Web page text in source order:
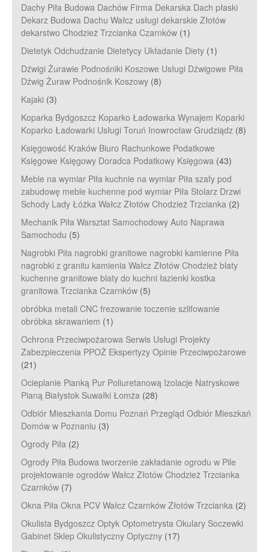
Dachy Piła Budowa Dachów Firma Dekarska Dach płaski
Dekarz Budowa Dachu Wałcz usługi dekarskie Złotów
dekarstwo Chodzież Trzcianka Czarnków (1)
Dietetyk Odchudzanie Dietetycy Układanie Diety (1)
Dźwigi Żurawie Podnośniki Koszowe Usługi Dźwigowe Piła
Dźwig Żuraw Podnośnik Koszowy (8)
Kajaki (3)
Koparka Bydgoszcz Koparko Ładowarka Wynajem Koparki
Koparko Ładowarki Usługi Toruń Inowrocław Grudziądz (8)
Księgowość Kraków Biuro Rachunkowe Podatkowe
Księgowe Księgowy Doradca Podatkowy Księgowa (43)
Meble na wymiar Piła kuchnie na wymiar Piła szafy pod
zabudowę meble kuchenne pod wymiar Piła Stolarz Drzwi
Schody Lady Łóżka Wałcz Złotów Chodzież Trzcianka (2)
Mechanik Piła Warsztat Samochodowy Auto Naprawa
Samochodu (5)
Nagrobki Piła nagrobki granitowe nagrobki kamienne Piła
nagrobki z granitu kamienia Wałcz Złotów Chodzież blaty
kuchenne granitowe blaty do kuchni łazienki kostka
granitowa Trzcianka Czarnków (5)
obróbka metali CNC frezowanie toczenie szlifowanie
obróbka skrawaniem (1)
Ochrona Przeciwpożarowa Serwis Usługi Projekty
Zabezpieczenia PPOŻ Ekspertyzy Opinie Przeciwpożarowe
(21)
Ocieplanie Pianką Pur Poliuretanową Izolacje Natryskowe
Pianą Białystok Suwałki Łomża (28)
Odbiór Mieszkania Domu Poznań Przegląd Odbiór Mieszkań
Domów w Poznaniu (3)
Ogrody Piła (2)
Ogrody Piła Budowa tworzenie zakładanie ogrodu w Pile
projektowanie ogrodów Wałcz Złotów Chodzież Trzcianka
Czarnków (7)
Okna Piła Okna PCV Wałcz Czarnków Złotów Trzcianka (2)
Okulista Bydgoszcz Optyk Optometrysta Okulary Soczewki
Gabinet Sklep Okulistyczny Optyczny (17)